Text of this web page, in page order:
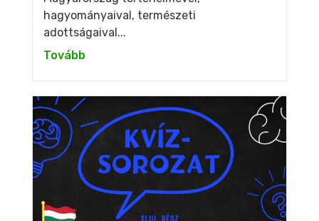
hagyományaival, természeti
adottságaival...
Tovább